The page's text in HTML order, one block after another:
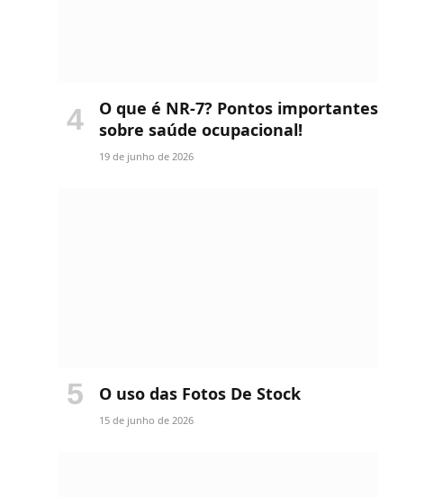
O que é NR-7? Pontos importantes
sobre saúde ocupacional!
19 de junho de 2026
O uso das Fotos De Stock
15 de junho de 2026